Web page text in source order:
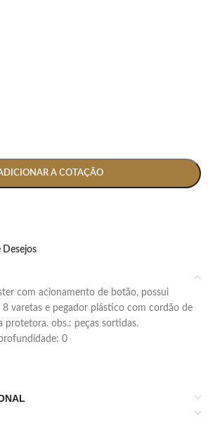
A COTAÇÃO
Desejos
varetas e pegador plástico com cordão de
protetora. obs.: peças sortidas.
0